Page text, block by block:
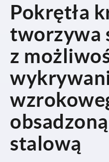
Pokrętła
tworzywa
z
stalową